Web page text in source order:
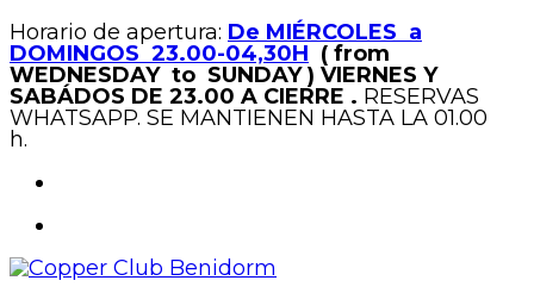
Horario de apertura: De MIÉRCOLES a
DOMINGOS 23.00-04,30H ( from
WEDNESDAY to SUNDAY ) VIERNES Y
SABÁDOS DE 23.00 A CIERRE . RESERVAS
WHATSAPP. SE MANTIENEN HASTA LA 01.00
h.